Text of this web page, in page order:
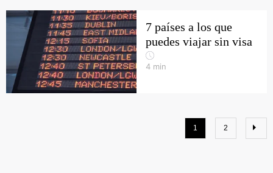
7 países a los que
puedes viajar sin visa
4 min
1 2